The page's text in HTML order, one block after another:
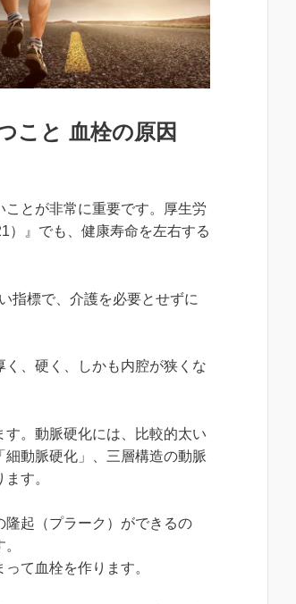
こと 血栓の原因
とが非常に重要です。厚生労
）』でも、健康寿命を左右する
指標で、介護を必要とせずに
、硬く、しかも内腔が狭くな
。動脈硬化には、比較的太い
動脈硬化」、三層構造の動脈
す。
起（プラーク）ができるの
て血栓を作ります。